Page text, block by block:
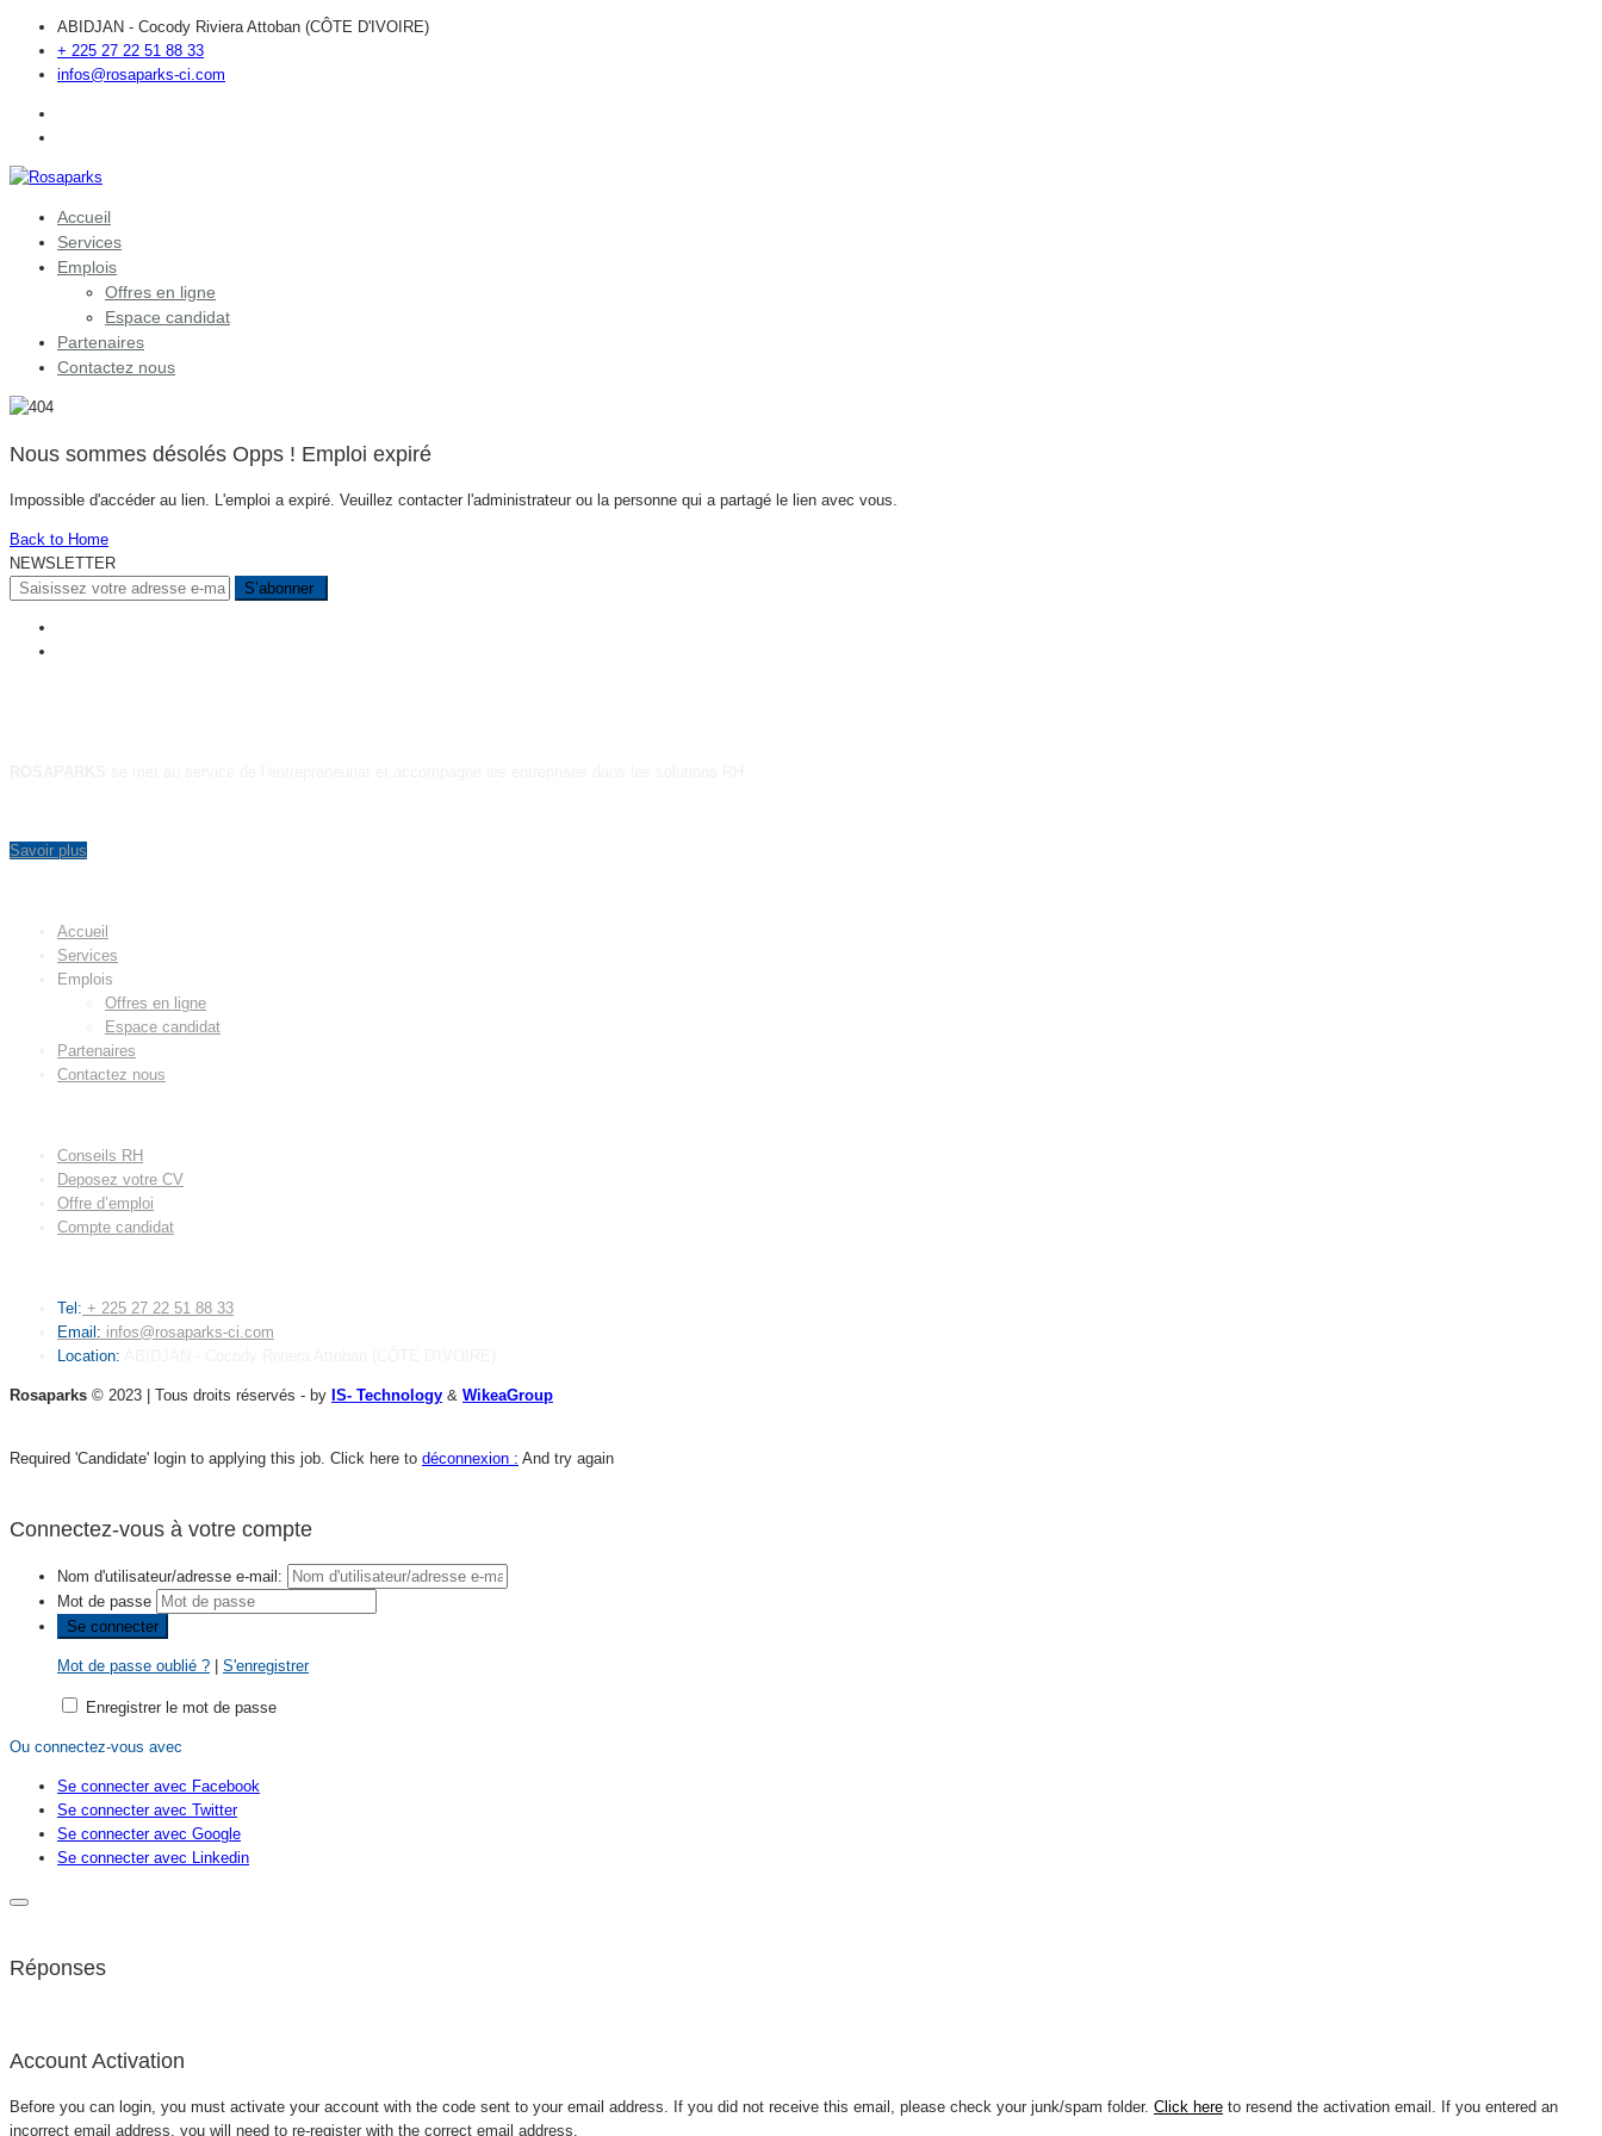
ABIDJAN - Cocody Riviera Attoban (CÔTE D'IVOIRE)
+ 225 27 22 51 88 33
infos@rosaparks-ci.com
Accueil
Services
Emplois
Offres en ligne
Espace candidat
Partenaires
Contactez nous
Nous sommes désolés Opps ! Emploi expiré
Impossible d'accéder au lien. L'emploi a expiré. Veuillez contacter l'administrateur ou la personne qui a partagé le lien avec vous.
Back to Home
NEWSLETTER
Savoir plus
Accueil
Services
Emplois
Offres en ligne
Espace candidat
Partenaires
Contactez nous
Conseils RH
Deposez votre CV
Offre d’emploi
Compte candidat
Tel: + 225 27 22 51 88 33
Email: infos@rosaparks-ci.com
Location:
Rosaparks © 2023 | Tous droits réservés - by IS- Technology & WikeaGroup
Required 'Candidate' login to applying this job. Click here to déconnexion : And try again
Connectez-vous à votre compte
Nom d'utilisateur/adresse e-mail:
Mot de passe
Mot de passe oublié ? S'enregistrer
Enregistrer le mot de passe
Ou connectez-vous avec
Se connecter avec Facebook
Se connecter avec Twitter
Se connecter avec Google
Se connecter avec Linkedin
Réponses
Account Activation
Before you can login, you must activate your account with the code sent to your email address. If you did not receive this email, please check your junk/spam folder. Click here to resend the activation email. If you entered an
incorrect email address, you will need to re-register with the correct email address.